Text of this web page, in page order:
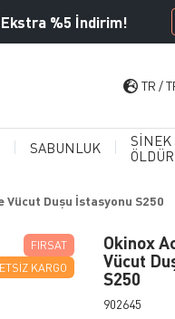
Ekstra %5 İndirim!
TR
SABUNLUK
SİNEK
Vücut Duşu İstasyonu S250
FIRSAT
KARGO
Okinox
Vücut
S250
902645